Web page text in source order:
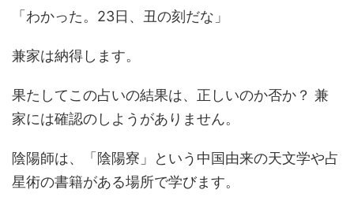
「わかった。23日、丑の刻だな」
兼家は納得します。
果たしてこの占いの結果は、正しいのか否か？ 兼
家には確認のしようがありません。
陰陽師は、「陰陽寮」という中国由来の天文学や占
星術の書籍がある場所で学びます。